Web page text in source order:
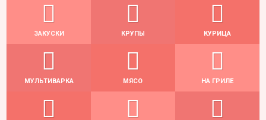
ЗАКУСКИ КРУПЫ КУРИЦА
МУЛЬТИВАРКА МЯСО НА ГРИЛЕ